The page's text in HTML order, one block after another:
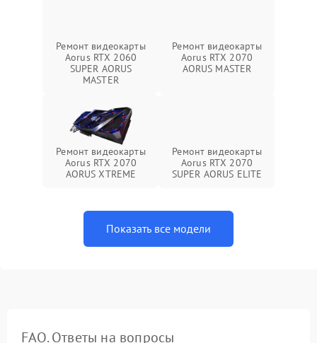
Ремонт видеокарты
Aorus RTX 2060
SUPER AORUS
MASTER
Ремонт видеокарты
Aorus RTX 2070
AORUS MASTER
Ремонт видеокарты
Aorus RTX 2070
AORUS XTREME
Ремонт видеокарты
Aorus RTX 2070
SUPER AORUS ELITE
Показать все модели
FAQ. Ответы на вопросы